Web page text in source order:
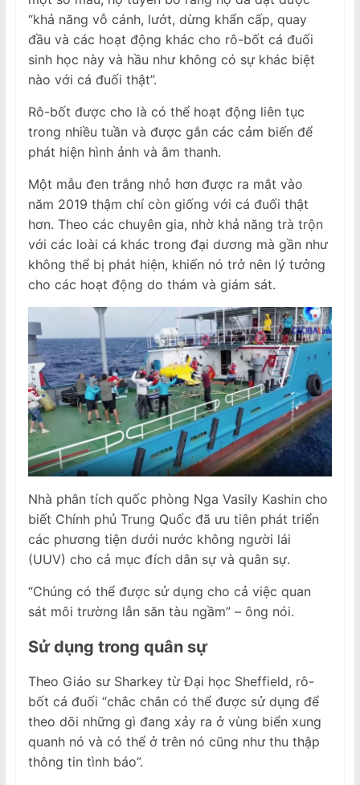
“khả năng vỗ cánh, lướt, dừng khẩn cấp, quay
đầu và các hoạt động khác cho rô-bốt cá đuối
sinh học này và hầu như không có sự khác biệt
nào với cá đuối thật”.
Rô-bốt được cho là có thể hoạt động liên tục
trong nhiều tuần và được gắn các cảm biến để
phát hiện hình ảnh và âm thanh.
Một mẫu đen trắng nhỏ hơn được ra mắt vào
năm 2019 thậm chí còn giống với cá đuối thật
hơn. Theo các chuyên gia, nhờ khả năng trà trộn
với các loài cá khác trong đại dương mà gần như
không thể bị phát hiện, khiến nó trở nên lý tưởng
cho các hoạt động do thám và giám sát.
Nhà phân tích quốc phòng Nga Vasily Kashin cho
biết Chính phủ Trung Quốc đã ưu tiên phát triển
các phương tiện dưới nước không người lái
(UUV) cho cả mục đích dân sự và quân sự.
“Chúng có thể được sử dụng cho cả việc quan
sát môi trường lẫn săn tàu ngầm” – ông nói.
Sử dụng trong quân sự
Theo Giáo sư Sharkey từ Đại học Sheffield, rô-
bốt cá đuối “chắc chắn có thể được sử dụng để
theo dõi những gì đang xảy ra ở vùng biển xung
quanh nó và có thể ở trên nó cũng như thu thập
thông tin tình báo”.